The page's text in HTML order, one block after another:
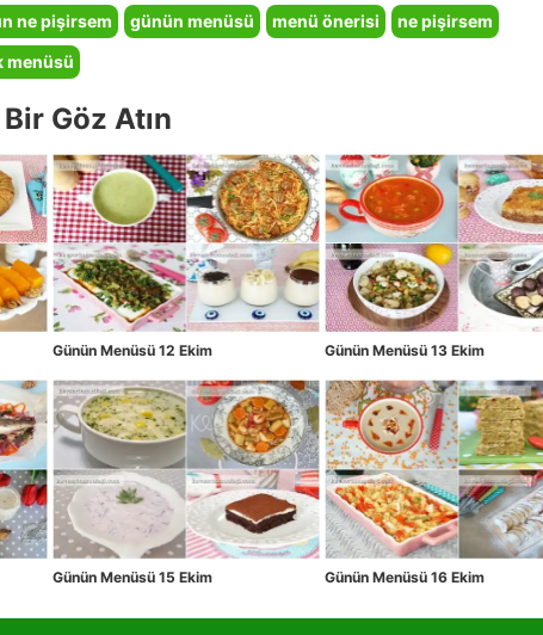
ne pişirsem günün menüsü menü önerisi
ne pişirsem
menüsü
Göz Atın
Günün Menüsü 12 Ekim Günün Menüsü 13 Ekim
Günün Menüsü 15 Ekim Günün Menüsü 16 Ekim